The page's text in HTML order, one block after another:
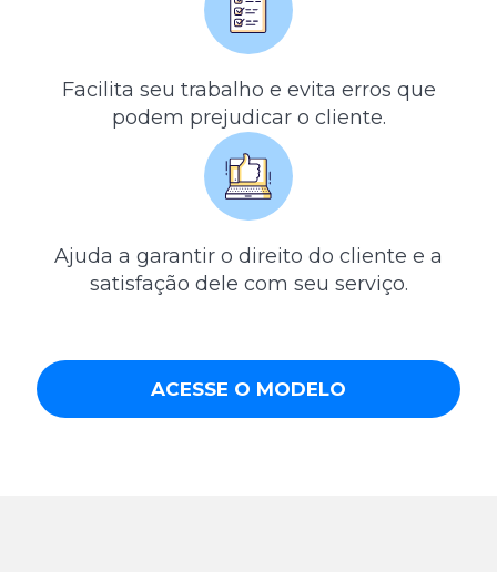
Facilita seu trabalho e evita erros que
podem prejudicar o cliente.
Ajuda a garantir o direito do cliente e a
satisfação dele com seu serviço.
ACESSE O MODELO